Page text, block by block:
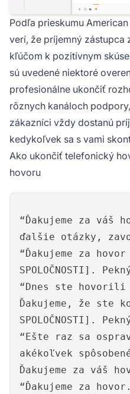
Podľa prieskumu
verí, že príjemný zástupca
kľúčom k pozitívnym
sú uvedené niektoré
profesionálne ukončiť
rôznych kanáloch
zákazníci vždy dostanú
kedykoľvek sa s vami
Ako ukončiť telefonický
hovoru
“Ďakujeme za váš
ďalšie otázky,
“Ďakujeme za hovor
SPOLOČNOSTI].
“Dnes ste hovorili s
Ďakujeme, že ste
SPOLOČNOSTI].
“Ešte raz sa
akékoľvek
Ďakujeme za váš
“Ďakujeme za